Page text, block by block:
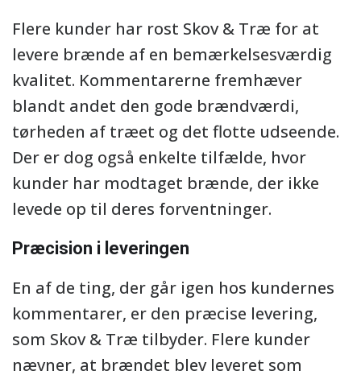
Flere kunder har rost Skov & Træ for at
levere brænde af en bemærkelsesværdig
kvalitet. Kommentarerne fremhæver
blandt andet den gode brændværdi,
tørheden af træet og det flotte udseende.
Der er dog også enkelte tilfælde, hvor
kunder har modtaget brænde, der ikke
levede op til deres forventninger.
Præcision i leveringen
En af de ting, der går igen hos kundernes
kommentarer, er den præcise levering,
som Skov & Træ tilbyder. Flere kunder
nævner, at brændet blev leveret som